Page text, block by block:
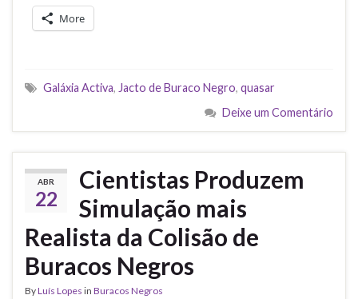
More
Galáxia Activa, Jacto de Buraco Negro, quasar
Deixe um Comentário
ABR
22
Cientistas Produzem
Simulação mais
Realista da Colisão de
Buracos Negros
ByLuís Lopes in Buracos Negros